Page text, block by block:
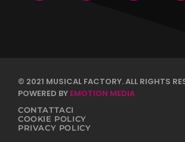
© 2021 MUSICAL FACTORY. ALL RIGHTS
POWERED BY EMOTION MEDIA
CONTATTACI
COOKIE POLICY
PRIVACY POLICY